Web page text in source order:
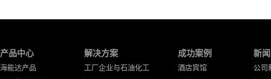
产品中心
海能达产品
解决方案
工厂企业与石油化工
成功案例
酒店宾馆
新
公司